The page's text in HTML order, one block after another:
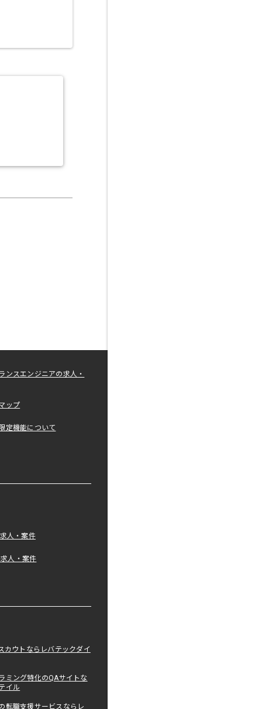
ンスエンジニアの求人・
ップ
定機能について
人・案件
人・案件
カウトならレバテックダイ
ミング特化のQAサイトな
イル
転職支援サービスならレ